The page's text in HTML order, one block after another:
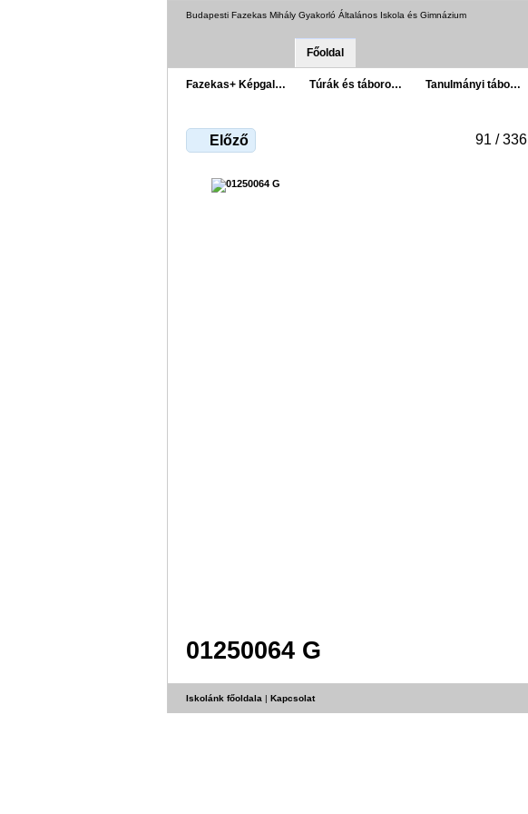
Budapesti Fazekas Mihály Gyakorló Általános Iskola és Gimnázium
Főoldal
Fazekas+ Képgal… Túrák és táboro… Tanulmányi tábo…
Előző 91 / 336
01250064 G
Iskolánk főoldala | Kapcsolat